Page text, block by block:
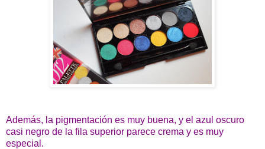
Además, la pigmentación es muy buena, y el azul oscuro
casi negro de la fila superior parece crema y es muy
especial.